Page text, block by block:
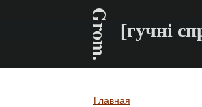
Grom. [гучні
Главная